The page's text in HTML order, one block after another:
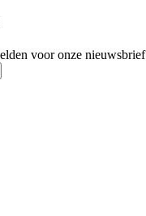
voor onze nieuwsbrief